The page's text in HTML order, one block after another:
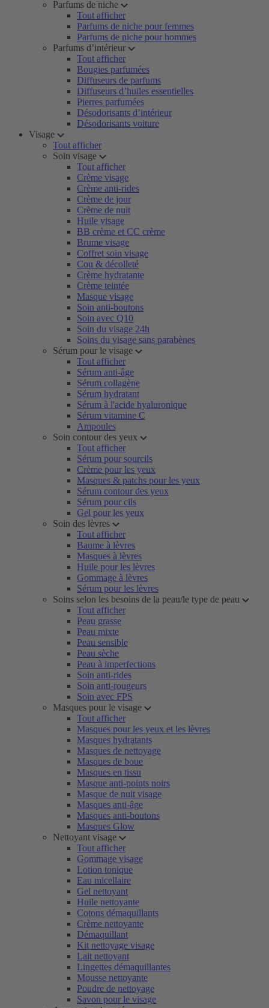
Parfums de niche
Tout afficher
Parfums de niche pour femmes
Parfums de niche pour hommes
Parfums d’intérieur
Tout afficher
Bougies parfumées
Diffuseurs de parfums
Diffuseurs d’huiles essentielles
Pierres parfumées
Désodorisants d’intérieur
Désodorisants voiture
Visage
Tout afficher
Soin visage
Tout afficher
Crème visage
Crème anti-rides
Crème de jour
Crème de nuit
Huile visage
BB crème et CC crème
Brume visage
Coffret soin visage
Cou & décolleté
Crème hydratante
Crème teintée
Masque visage
Soin anti-boutons
Soin avec Q10
Soin du visage 24h
Soins du visage sans parabènes
Sérum pour le visage
Tout afficher
Sérum anti-âge
Sérum collagène
Sérum hydratant
Sérum à l'acide hyaluronique
Sérum vitamine C
Ampoules
Soin contour des yeux
Tout afficher
Sérum pour sourcils
Crème pour les yeux
Masques & patchs pour les yeux
Sérum contour des yeux
Sérum pour cils
Gel pour les yeux
Soin des lèvres
Tout afficher
Baume à lèvres
Masques à lèvres
Huile pour les lèvres
Gommage à lèvres
Sérum pour les lèvres
Soins selon les besoins de la peau/le type de peau
Tout afficher
Peau grasse
Peau mixte
Peau sensible
Peau sèche
Peau à imperfections
Soin anti-rides
Soin anti-rougeurs
Soin avec FPS
Masques pour le visage
Tout afficher
Masques pour les yeux et les lèvres
Masques hydratants
Masques de nettoyage
Masques de boue
Masques en tissu
Masque anti-points noirs
Masque de nuit visage
Masques anti-âge
Masques anti-boutons
Masques Glow
Nettoyant visage
Tout afficher
Gommage visage
Lotion tonique
Eau micellaire
Gel nettoyant
Huile nettoyante
Cotons démaquillants
Crème nettoyante
Démaquillant
Kit nettoyage visage
Lait nettoyant
Lingettes démaquillantes
Mousse nettoyante
Poudre de nettoyage
Savon pour le visage